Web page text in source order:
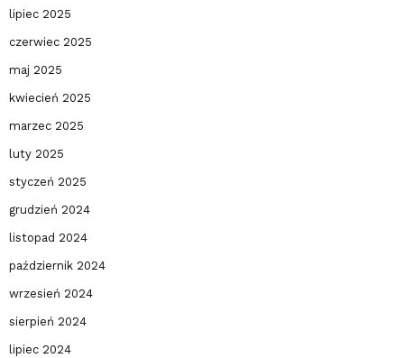
lipiec 2025
czerwiec 2025
maj 2025
kwiecień 2025
marzec 2025
luty 2025
styczeń 2025
grudzień 2024
listopad 2024
październik 2024
wrzesień 2024
sierpień 2024
lipiec 2024